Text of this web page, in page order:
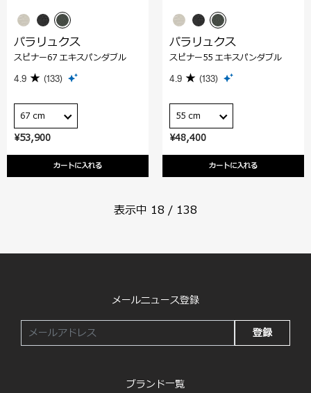
¥53,900
カートに入れる
パラリュクス
スピナー67 エキスパンダブル
4.9 (133)
67 cm
¥48,400
カートに入れる
パラリュクス
スピナー55 エキスパンダブル
4.9 (133)
55 cm
表示中 18 / 138
メールニュース登録
登録
ブランド一覧